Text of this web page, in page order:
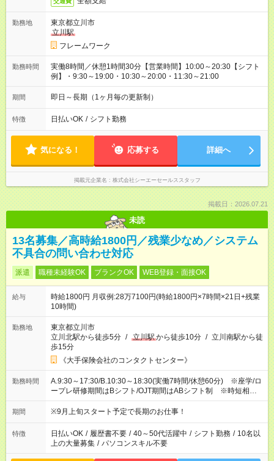
勤務地
東京都立川市
立川駅
フレームワーク
勤務時間
実働8時間／休憩1時間30分【営業時間】10:00～20:30【シフト
例】・9:30～19:00・10:30～20:00・11:30～21:00
期間 即日～長期（1ヶ月毎の更新制）
特徴 日払いOK / シフト勤務
気になる！ 応募する 詳細へ
掲載元企業名 株式会社シーエーセールススタッフ
掲載日：2026.07.21
未読
13名募集／高時給1800円／残業少なめ／システム
不具合の問い合わせ対応
派遣 職種未経験OK ブランクOK WEB登録・面接OK
給与
時給1800円 月収例:28万7100円(時給1800円×7時間×21日+残業
10時間)
勤務地
東京都立川市
立川北駅から徒歩5分 / 立川駅から徒歩10分 / 立川南駅から徒
歩15分
《大手保険会社のコンタクトセンター》
勤務時間
A.9:30～17:30/B.10:30～18:30(実働7時間/休憩60分) ※座学/ロ
ープレ研修期間はBシフト/OJT期間はABシフト制 ※時短相談
OK(17:30までの勤務必須/時短は研修後からになります。)
期間 ※9月上旬スタート予定で長期のお仕事！
特徴 日払いOK / 履歴書不要 / 40～50代活躍中 / シフト勤務 / 10名以
上の大量募集 / パソコンスキル不要